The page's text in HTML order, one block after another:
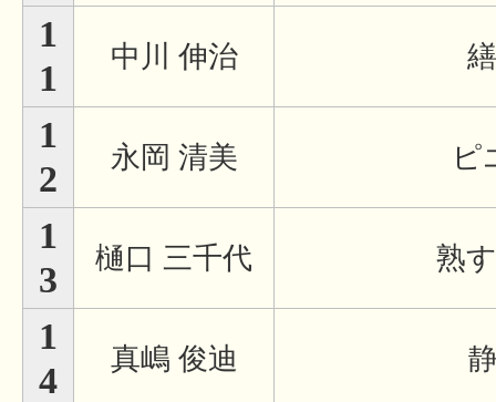
1
1
中川 伸治
1
2
永岡 清美 ピ
1
3
樋口 三千代 熟
1
4
真嶋 俊迪